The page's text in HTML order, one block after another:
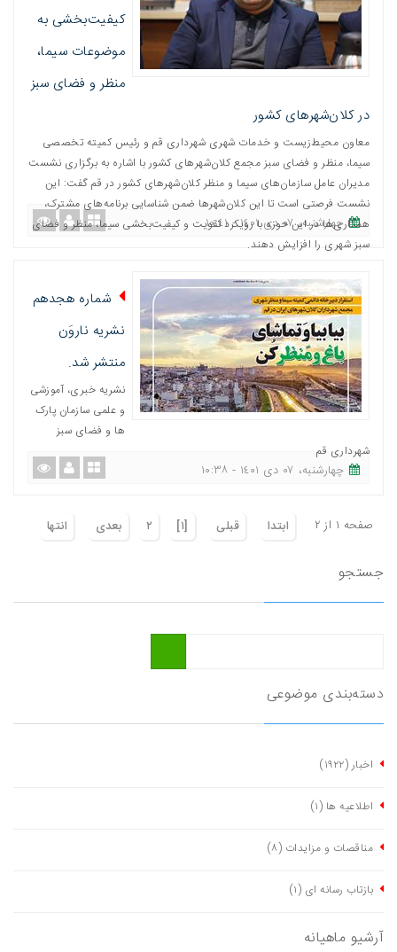
کیفیت‌بخشی به
موضوعات سیما،
منظر و فضای سبز
در کلان‌شهرهای کشور
معاون محیط‌زیست و خدمات شهری شهرداری قم و رئیس کمیته تخصصی
سیما، منظر و فضای سبز مجمع کلان‌شهرهای کشور با اشاره به برگزاری نشست
مدیران عامل سازمان‌های سیما و منظر کلان‌شهرهای کشور در قم گفت: این
نشست فرصتی است تا این کلان‌شهرها ضمن شناسایی برنامه‌های مشترک،
همکاری‌ها در این حوزه با رویکرد تقویت و کیفیت‌بخشی سیما، منظر و فضای
سبز شهری را افزایش دهند.
چهارشنبه، ٠٧ دی ١٤٠١ - ١٠:٤١
شماره هجدهم
نشریه ناروَن
منتشر شد.
نشریه خبری، آموزشی
و علمی سازمان پارک
ها و فضای سبز
شهرداری قم
چهارشنبه، ٠٧ دی ١٤٠١ - ١٠:٣٨
صفحه ١ از ٢ ابتدا قبلی [١] ٢ بعدی انتها
جستجو
دسته‌بندی موضوعی
اخبار(١٩٢٢)
اطلاعیه ها (١)
مناقصات و مزایدات (٨)
بازتاب رسانه ای (١)
آرشیو ماهیانه